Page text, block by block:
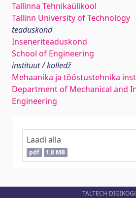
Tallinna Tehnikaülikool
Tallinn University of Technology
teaduskond
Inseneriteaduskond
School of Engineering
instituut / kolledž
Mehaanika ja tööstustehnika
Department of Mechanical and
Engineering
Laadi alla
pdf 1,8 MB
TALTECH